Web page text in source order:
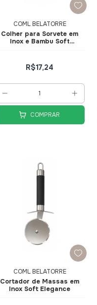
COML BELATORRE
Colher para Sorvete em
Inox e Bambu Soft
R$17,24
COMPRAR
COML BELATORRE
Cortador de Massas em
Inox Soft Elegance